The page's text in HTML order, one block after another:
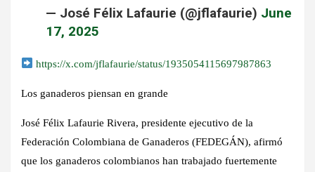
— José Félix Lafaurie (@jflafaurie) June
17, 2025
https://x.com/jflafaurie/status/1935054115697987863
Los ganaderos piensan en grande
José Félix Lafaurie Rivera, presidente ejecutivo de la
Federación Colombiana de Ganaderos (FEDEGÁN), afirmó
que los ganaderos colombianos han trabajado fuertemente